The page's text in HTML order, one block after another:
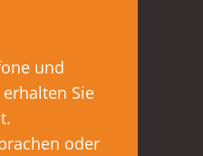
und
Sie
oder